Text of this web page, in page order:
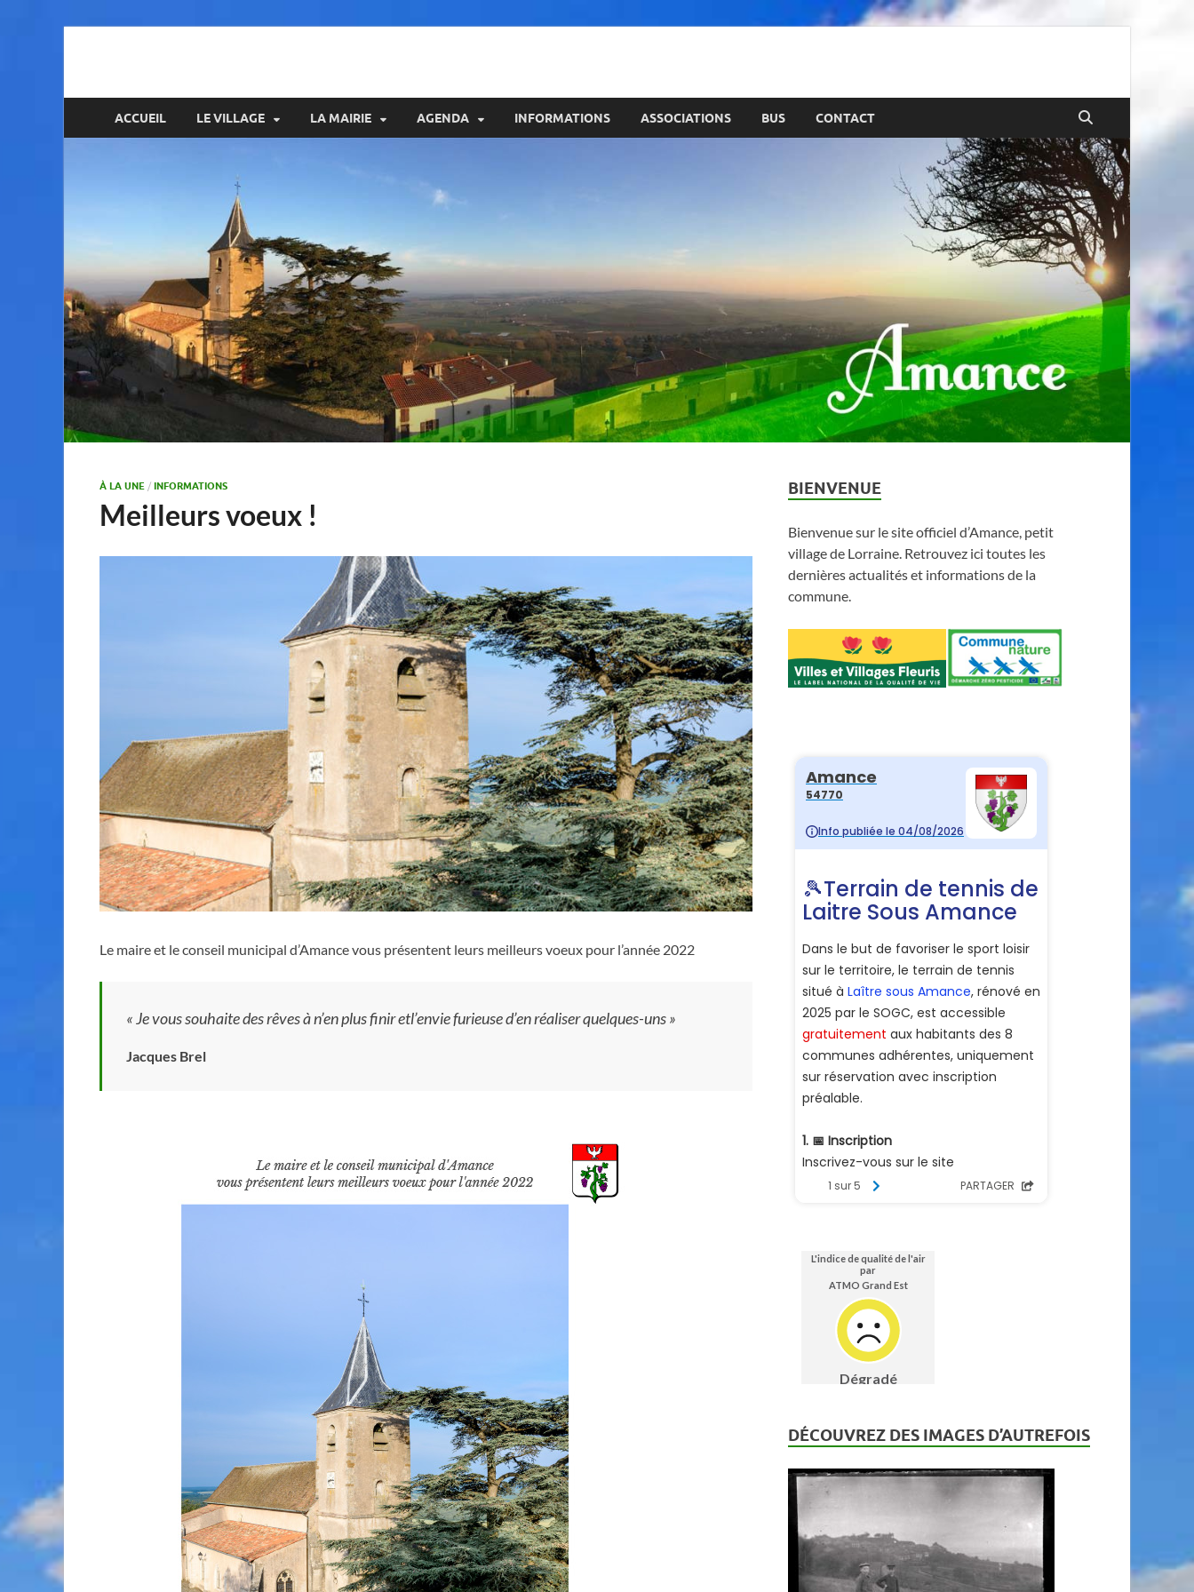
Amance
ACCUEIL LE VILLAGE LA MAIRIE AGENDA INFORMATIONS ASSOCIATIONS BUS CONTACT
À LA UNE / INFORMATIONS
Meilleurs voeux !
Le maire et le conseil municipal d’Amance vous présentent leurs meilleurs voeux pour l’année 2022
« Je vous souhaite des rêves à n’en plus finir etl’envie furieuse d’en réaliser quelques-uns »
Jacques Brel
BIENVENUE
Bienvenue sur le site officiel d’Amance, petit
village de Lorraine. Retrouvez ici toutes les
dernières actualités et informations de la
commune.
DÉCOUVREZ DES IMAGES D’AUTREFOIS